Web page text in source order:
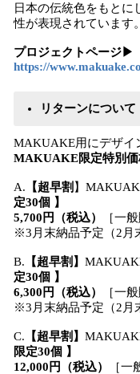
日本の伝統色をもとに
性が表現されています。
プロジェクトページ▶
https://
リターンについて
MAKUAKE用にデザイ
MAKUAKE限定特別価
A. 【超早割 】
定30個 】
5,700円（税込）
［一
※3月末納品予定（2月
B. 【超早割】
定30個 】
6,300円（税込）
［一
※3月末納品予定（2月
C. 【超早割】
限定30個 】
12,000円（税込）
［